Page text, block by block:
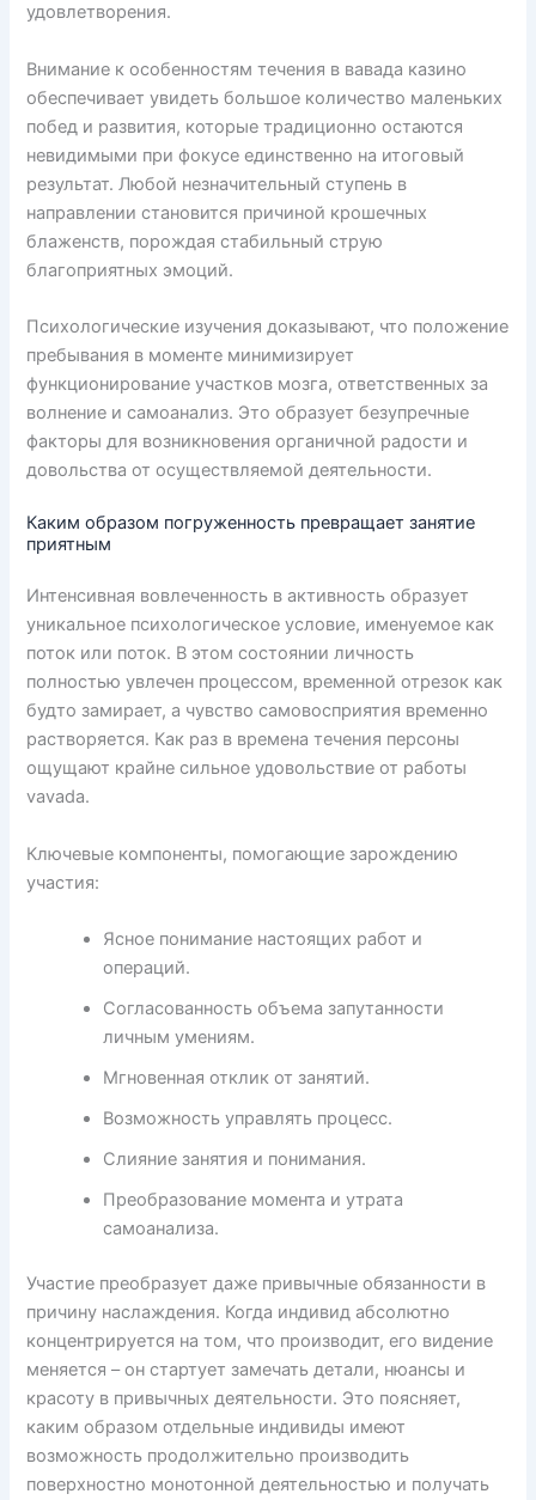
удовлетворения.
Внимание к особенностям течения в вавада казино
обеспечивает увидеть большое количество маленьких
побед и развития, которые традиционно остаются
невидимыми при фокусе единственно на итоговый
результат. Любой незначительный ступень в
направлении становится причиной крошечных
блаженств, порождая стабильный струю
благоприятных эмоций.
Психологические изучения доказывают, что положение
пребывания в моменте минимизирует
функционирование участков мозга, ответственных за
волнение и самоанализ. Это образует безупречные
факторы для возникновения органичной радости и
довольства от осуществляемой деятельности.
Каким образом погруженность превращает занятие
приятным
Интенсивная вовлеченность в активность образует
уникальное психологическое условие, именуемое как
поток или поток. В этом состоянии личность
полностью увлечен процессом, временной отрезок как
будто замирает, а чувство самовосприятия временно
растворяется. Как раз в времена течения персоны
ощущают крайне сильное удовольствие от работы
vavada.
Ключевые компоненты, помогающие зарождению
участия:
Ясное понимание настоящих работ и
операций.
Согласованность объема запутанности
личным умениям.
Мгновенная отклик от занятий.
Возможность управлять процесс.
Слияние занятия и понимания.
Преобразование момента и утрата
самоанализа.
Участие преобразует даже привычные обязанности в
причину наслаждения. Когда индивид абсолютно
концентрируется на том, что производит, его видение
меняется – он стартует замечать детали, нюансы и
красоту в привычных деятельности. Это поясняет,
каким образом отдельные индивиды имеют
возможность продолжительно производить
поверхностно монотонной деятельностью и получать